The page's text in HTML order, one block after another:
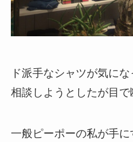
ド派手なシャツが気に
相談しようとしたが目で
一般ピーポーの私が手